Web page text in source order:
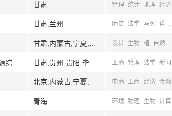
甘肃 管理 统计 地理 经济
甘肃,兰州 历史 法学 马列 哲
设计 生物 植 自然
工商 管理 法学 新闻
电商 工商 经济 金融
青海 环境 物理 生物 计算机